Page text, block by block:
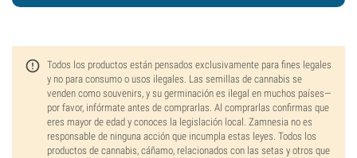
Todos los productos están pensados exclusivamente para fines legales
y no para consumo o usos ilegales. Las semillas de cannabis se
venden como souvenirs, y su germinación es ilegal en muchos países—
por favor, infórmate antes de comprarlas. Al comprarlas confirmas que
eres mayor de edad y conoces la legislación local. Zamnesia no es
responsable de ninguna acción que incumpla estas leyes. Todos los
productos de cannabis, cáñamo, relacionados con las setas y otros que